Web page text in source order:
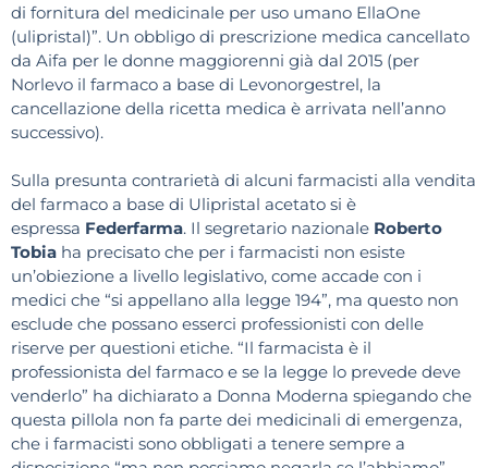
di fornitura del medicinale per uso umano EllaOne
(ulipristal)”. Un obbligo di prescrizione medica cancellato
da Aifa per le donne maggiorenni già dal 2015 (per
Norlevo il farmaco a base di Levonorgestrel, la
cancellazione della ricetta medica è arrivata nell’anno
successivo).
Sulla presunta contrarietà di alcuni farmacisti alla vendita
del farmaco a base di Ulipristal acetato si è
espressa Federfarma. Il segretario nazionale Roberto
Tobia ha precisato che per i farmacisti non esiste
un’obiezione a livello legislativo, come accade con i
medici che “si appellano alla legge 194”, ma questo non
esclude che possano esserci professionisti con delle
riserve per questioni etiche. “Il farmacista è il
professionista del farmaco e se la legge lo prevede deve
venderlo” ha dichiarato a Donna Moderna spiegando che
questa pillola non fa parte dei medicinali di emergenza,
che i farmacisti sono obbligati a tenere sempre a